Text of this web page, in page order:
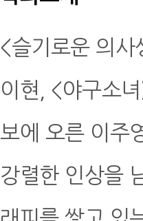
<슬기로운 의
이현, <야구소
보에 오른 이주
강렬한 인상을